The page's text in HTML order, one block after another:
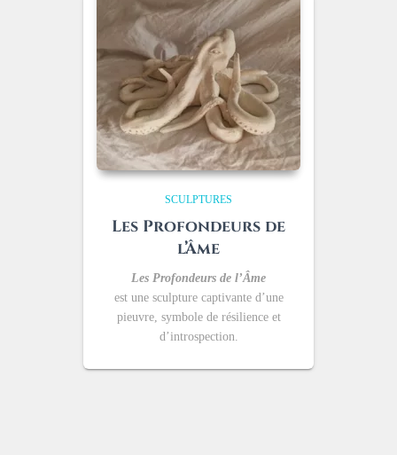
SCULPTURES
Les Profondeurs de
l’Âme
Les Profondeurs de l’Âme
est une sculpture captivante d’une
pieuvre, symbole de résilience et
d’introspection.